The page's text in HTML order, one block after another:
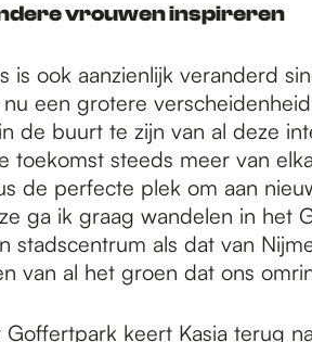
vrouwen inspireren
is ook aanzienlijk veranderd
een grotere
de buurt te zijn van al deze
toekomst steeds meer van
de perfecte plek om aan
ga ik graag wandelen in het
stadscentrum als dat van
van al het groen dat ons
keert Kasia terug